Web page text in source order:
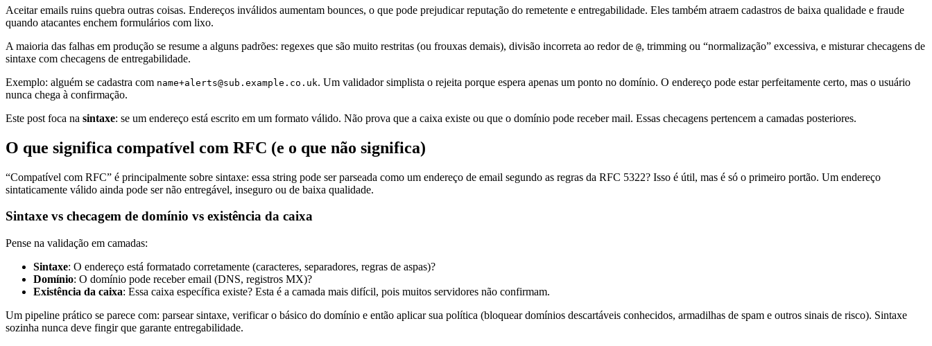
Aceitar emails ruins quebra outras coisas. Endereços inválidos aumentam bounces, o que pode prejudicar reputação do remetente e entregabilidade. Eles também atraem cadastros de baixa qualidade e fraude
quando atacantes enchem formulários com lixo.
A maioria das falhas em produção se resume a alguns padrões: regexes que são muito restritas (ou frouxas demais), divisão incorreta ao redor de @, trimming ou “normalização” excessiva, e misturar checagens de
sintaxe com checagens de entregabilidade.
Exemplo: alguém se cadastra com name+alerts@sub.example.co.uk. Um validador simplista o rejeita porque espera apenas um ponto no domínio. O endereço pode estar perfeitamente certo, mas o usuário
nunca chega à confirmação.
Este post foca na sintaxe: se um endereço está escrito em um formato válido. Não prova que a caixa existe ou que o domínio pode receber mail. Essas checagens pertencem a camadas posteriores.
O que significa compatível com RFC (e o que não significa)
“Compatível com RFC” é principalmente sobre sintaxe: essa string pode ser parseada como um endereço de email segundo as regras da RFC 5322? Isso é útil, mas é só o primeiro portão. Um endereço
sintaticamente válido ainda pode ser não entregável, inseguro ou de baixa qualidade.
Sintaxe vs checagem de domínio vs existência da caixa
Pense na validação em camadas:
Sintaxe: O endereço está formatado corretamente (caracteres, separadores, regras de aspas)?
Domínio: O domínio pode receber email (DNS, registros MX)?
Existência da caixa: Essa caixa específica existe? Esta é a camada mais difícil, pois muitos servidores não confirmam.
Um pipeline prático se parece com: parsear sintaxe, verificar o básico do domínio e então aplicar sua política (bloquear domínios descartáveis conhecidos, armadilhas de spam e outros sinais de risco). Sintaxe
sozinha nunca deve fingir que garante entregabilidade.